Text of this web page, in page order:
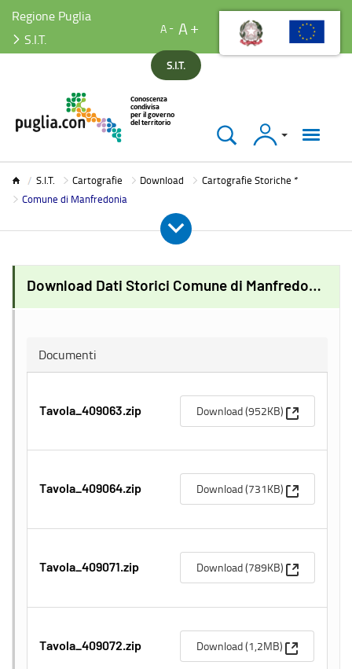
Regione Puglia
S.I.T.
A A
S.I.T.
Accedi
S.I.T. Cartografie Download
Cartografie Storiche *
Comune di Manfredonia
Download Dati Storici Comune di Manfredonia
Documenti
Tavola_409063.zip Download (952KB) (Apre una
Tavola_409064.zip Download (731KB) (Apre una
Tavola_409071.zip Download (789KB) (Apre una
Tavola_409072.zip Download (1,2MB) (Apre una